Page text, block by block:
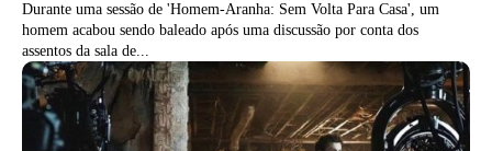
Durante uma sessão de 'Homem-Aranha: Sem Volta Para Casa', um
homem acabou sendo baleado após uma discussão por conta dos
assentos da sala de...